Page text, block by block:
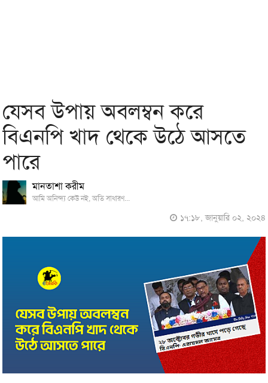
যেসব উপায় অবলম্বন করে
বিএনপি খাদ থেকে উঠে আসতে
পারে
মানতাশা করীম
আমি অনিন্দ্য কেউ নই, অতি সাধারণ...
১৭:১৮, জানুয়ারি ০২, ২০২৪